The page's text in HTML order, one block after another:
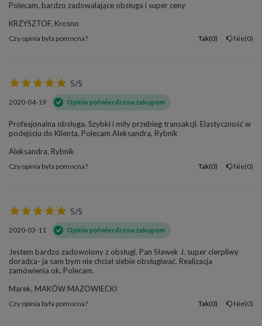
Polecam, bardzo zadowalające obsługa i super ceny
KRZYSZTOF, Krosno
Czy opinia była pomocna? Tak 0 Nie 0
5/5
2020-04-19 Opinia potwierdzona zakupem
Profesjonalna obsługa. Szybki i miły przebieg transakcji. Elastyczność w
podejściu do Klienta. Polecam Aleksandra, Rybnik
Aleksandra, Rybnik
Czy opinia była pomocna? Tak 0 Nie 0
5/5
2020-03-11 Opinia potwierdzona zakupem
Jestem bardzo zadowolony z obsługi. Pan Sławek J. super cierpliwy
doradca- ja sam bym nie chciał siebie obsługiwać. Realizacja
zamówienia ok. Polecam.
Marek, MAKÓW MAZOWIECKI
Czy opinia była pomocna? Tak 0 Nie 0